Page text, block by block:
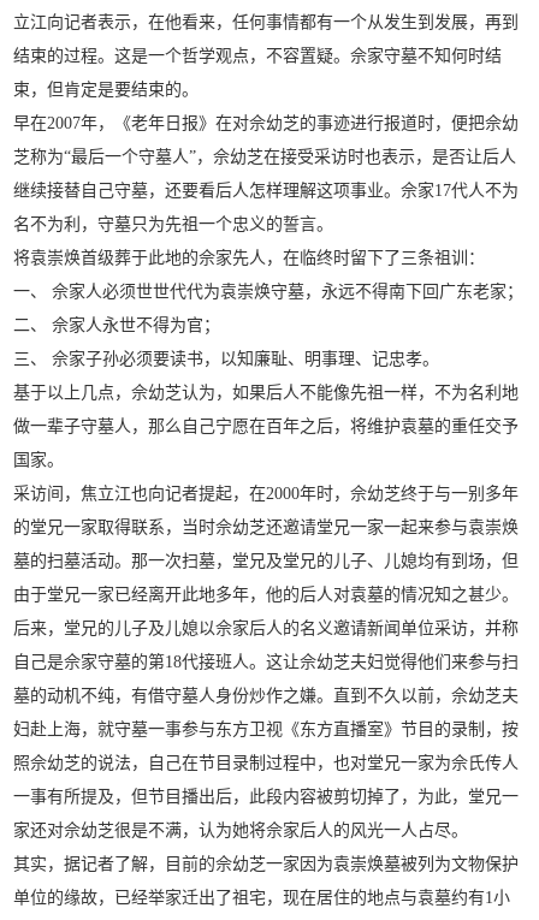
立江向记者表示，在他看来，任何事情都有一个从发生到发展，再到
结束的过程。这是一个哲学观点，不容置疑。佘家守墓不知何时结
束，但肯定是要结束的。
早在2007年，《老年日报》在对佘幼芝的事迹进行报道时，便把佘幼
芝称为“最后一个守墓人”，佘幼芝在接受采访时也表示，是否让后人
继续接替自己守墓，还要看后人怎样理解这项事业。佘家17代人不为
名不为利，守墓只为先祖一个忠义的誓言。
将袁崇焕首级葬于此地的佘家先人，在临终时留下了三条祖训：
一、 佘家人必须世世代代为袁崇焕守墓，永远不得南下回广东老家；
二、 佘家人永世不得为官；
三、 佘家子孙必须要读书，以知廉耻、明事理、记忠孝。
基于以上几点，佘幼芝认为，如果后人不能像先祖一样，不为名利地
做一辈子守墓人，那么自己宁愿在百年之后，将维护袁墓的重任交予
国家。
采访间，焦立江也向记者提起，在2000年时，佘幼芝终于与一别多年
的堂兄一家取得联系，当时佘幼芝还邀请堂兄一家一起来参与袁崇焕
墓的扫墓活动。那一次扫墓，堂兄及堂兄的儿子、儿媳均有到场，但
由于堂兄一家已经离开此地多年，他的后人对袁墓的情况知之甚少。
后来，堂兄的儿子及儿媳以佘家后人的名义邀请新闻单位采访，并称
自己是佘家守墓的第18代接班人。这让佘幼芝夫妇觉得他们来参与扫
墓的动机不纯，有借守墓人身份炒作之嫌。直到不久以前，佘幼芝夫
妇赴上海，就守墓一事参与东方卫视《东方直播室》节目的录制，按
照佘幼芝的说法，自己在节目录制过程中，也对堂兄一家为佘氏传人
一事有所提及，但节目播出后，此段内容被剪切掉了，为此，堂兄一
家还对佘幼芝很是不满，认为她将佘家后人的风光一人占尽。
其实，据记者了解，目前的佘幼芝一家因为袁崇焕墓被列为文物保护
单位的缘故，已经举家迁出了祖宅，现在居住的地点与袁墓约有1小